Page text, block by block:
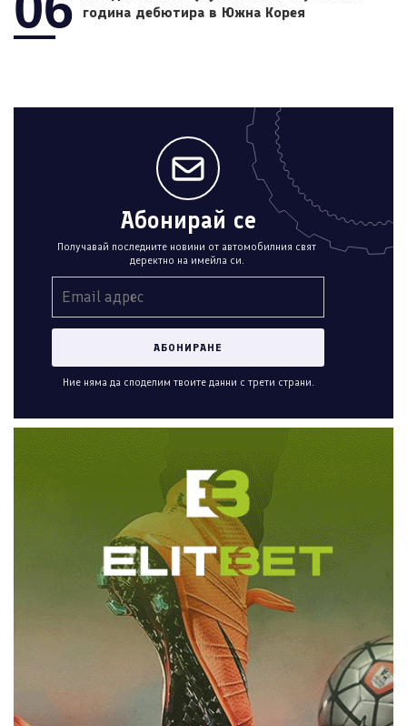
година дебютира в Южна Корея
Абонирай се
Получавай последните новини от автомобилния свят
деректно на имейла си.
Ние няма да споделим твоите данни с трети страни.